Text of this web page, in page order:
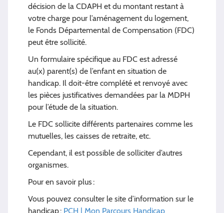
décision de la CDAPH et du montant restant à
votre charge pour l’aménagement du logement,
le Fonds Départemental de Compensation (FDC)
peut être sollicité.
Un formulaire spécifique au FDC est adressé
au(x) parent(s) de l’enfant en situation de
handicap. Il doit-être complété et renvoyé avec
les pièces justificatives demandées par la MDPH
pour l’étude de la situation.
Le FDC sollicite différents partenaires comme les
mutuelles, les caisses de retraite, etc.
Cependant, il est possible de solliciter d’autres
organismes.
Pour en savoir plus :
Vous pouvez consulter le site d’information sur le
handicap : PCH | Mon Parcours Handicap